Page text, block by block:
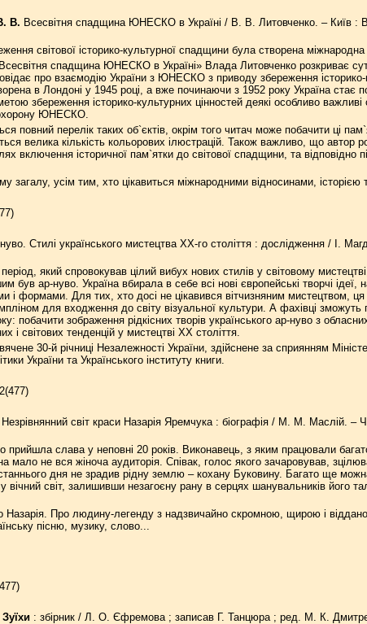
В. Всесвітня спадщина ЮНЕСКО в Україні / В. В. Литовченко. – Київ :
світової історико-культурної спадщини була створена
спадщина ЮНЕСКО в Україні» Влада Литовченко розкриває
про взаємодію України з ЮНЕСКО з приводу збереження
в Лондоні у 1945 році, а вже починаючи з 1952 року Україна стає
метою збереження історико-культурних цінностей деякі особливо важливі
ЮНЕСКО.
повний перелік таких об`єктів, окрім того читач може побачити ці
велика кількість кольорових ілюстрацій. Також важливо, що автор
включення історичної пам`ятки до світової спадщини, та відповідно
загалу, усім тим, хто цікавиться міжнародними відносинами, історією
Стилі українського мистецтва XX-го століття : дослідження / І.
який спровокував цілий вибух нових стилів у світовому
був ар-нуво. Україна вбирала в себе всі нові європейські творчі ідеї,
і формами. Для тих, хто досі не цікавився вітчизняним мистецтвом,
для входження до світу візуальної культури. А фахівці
побачити зображення рідкісних творів українського ар-нуво з
і світових тенденцій у мистецтві ХХ століття.
30-й річниці Незалежності України, здійснене за сприянням
України та Українського інституту книги.
Незрівнянний світ краси Назарія Яремчука : біографія / М. М. Маслій. –
прийшла слава у неповні 20 років. Виконавець, з яким працювали
мало не вся жіноча аудиторія. Співак, голос якого зачаровував,
дня не зрадив рідну землю – кохану Буковину. Багато ще
вічний світ, залишивши незагоєну рану в серцях шанувальників його
Назарія. Про людину-легенду з надзвичайно скромною, щирою і
пісню, музику, слово...
: збірник / Л. О. Єфремова ; записав Г. Танцюра ; ред. М. К.